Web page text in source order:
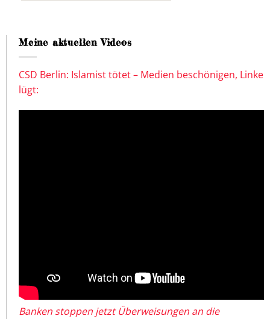
Meine aktuellen Videos
CSD Berlin: Islamist tötet – Medien beschönigen, Linke
lügt:
Banken stoppen jetzt Überweisungen an die